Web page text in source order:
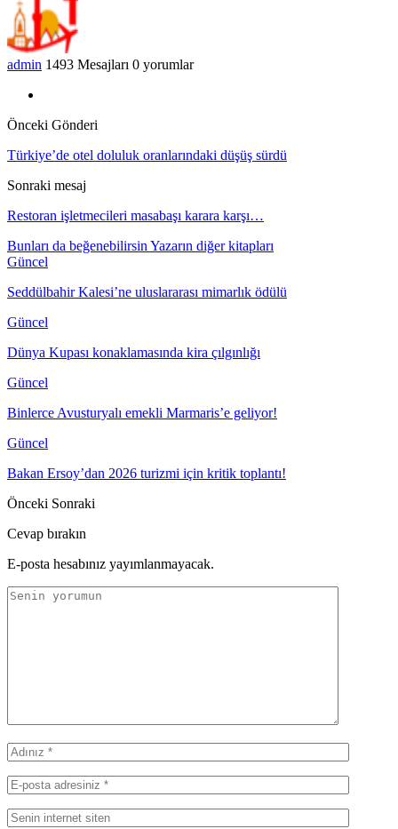
admin 1493 Mesajları 0 yorumlar
Önceki Gönderi
Türkiye’de otel doluluk oranlarındaki düşüş sürdü
Sonraki mesaj
Restoran işletmecileri masabaşı karara karşı…
Bunları da beğenebilirsin Yazarın diğer kitapları
Güncel
Seddülbahir Kalesi’ne uluslararası mimarlık ödülü
Güncel
Dünya Kupası konaklamasında kira çılgınlığı
Güncel
Binlerce Avusturyalı emekli Marmaris’e geliyor!
Güncel
Bakan Ersoy’dan 2026 turizmi için kritik toplantı!
Önceki Sonraki
Cevap bırakın
E-posta hesabınız yayımlanmayacak.